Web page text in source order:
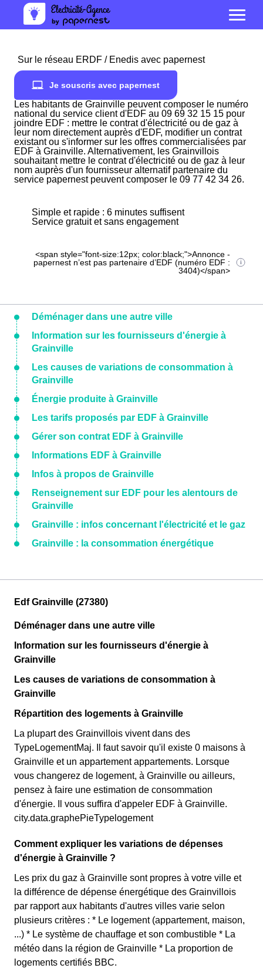
Sur le réseau ERDF / Enedis avec papernest
Je souscris avec papernest
Les habitants de Grainville peuvent composer le numéro
national du service client d'EDF au 09 69 32 15 15 pour
joindre EDF : mettre le contrat d'électricité ou de gaz à
leur nom directement auprès d'EDF, modifier un contrat
existant ou s'informer sur les offres commercialisées par
EDF à Grainville. Alternativement, les Grainvillois
souhaitant mettre le contrat d'électricité ou de gaz à leur
nom auprès d'un fournisseur alternatif partenaire du
service papernest peuvent composer le 09 77 42 34 26.
Simple et rapide : 6 minutes suffisent
Service gratuit et sans engagement
<span style="font-size:12px; color:black;">Annonce -
papernest n’est pas partenaire d’EDF (numéro EDF :
3404)</span>
Déménager dans une autre ville
Information sur les fournisseurs d'énergie à
Grainville
Les causes de variations de consommation à
Grainville
Énergie produite à Grainville
Les tarifs proposés par EDF à Grainville
Gérer son contrat EDF à Grainville
Informations EDF à Grainville
Infos à propos de Grainville
Renseignement sur EDF pour les alentours de
Grainville
Grainville : infos concernant l'électricité et le gaz
Grainville : la consommation énergétique
Edf Grainville (27380)
Déménager dans une autre ville
Information sur les fournisseurs d'énergie à
Grainville
Les causes de variations de consommation à
Grainville
Répartition des logements à Grainville
La plupart des Grainvillois vivent dans des
TypeLogementMaj. Il faut savoir qu'il existe 0 maisons à
Grainville et un appartement appartements. Lorsque
vous changerez de logement, à Grainville ou ailleurs,
pensez à faire une estimation de consommation
d'énergie. Il vous suffira d'appeler EDF à Grainville.
city.data.graphePieTypelogement
Comment expliquer les variations de dépenses
d'énergie à Grainville ?
Les prix du gaz à Grainville sont propres à votre ville et
la différence de dépense énergétique des Grainvillois
par rapport aux habitants d'autres villes varie selon
plusieurs critères : * Le logement (appartement, maison,
...) * Le système de chauffage et son combustible * La
météo dans la région de Grainville * La proportion de
logements certifiés BBC.